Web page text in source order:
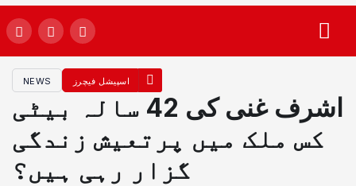
NEWS اسپیشل فیچرز
اشرف غنی کی 42 سالہ بیٹی
کس ملک میں پرتعیش زندگی
گزار رہی ہیں؟